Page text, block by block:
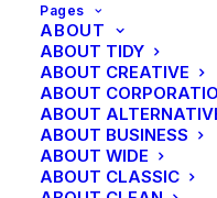
Pages
ABOUT
ABOUT TIDY
ABOUT CREATIVE
ABOUT
ABOUT
ABOUT BUSINESS
ABOUT WIDE
ABOUT CLASSIC